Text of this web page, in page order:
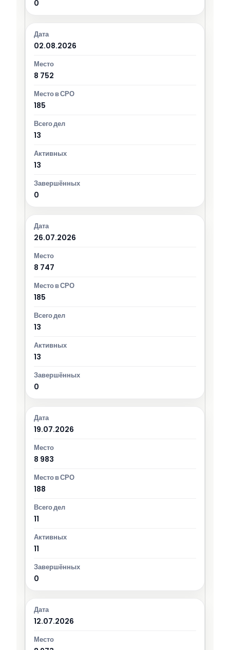
0
02.08.2026
8 752
185
13
13
0
26.07.2026
8 747
185
13
13
0
19.07.2026
8 983
188
11
11
0
12.07.2026